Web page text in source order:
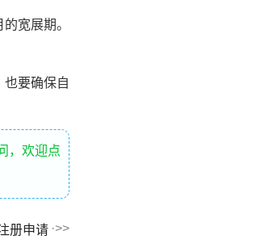
宽展期。
要确保自
，欢迎点
册申请